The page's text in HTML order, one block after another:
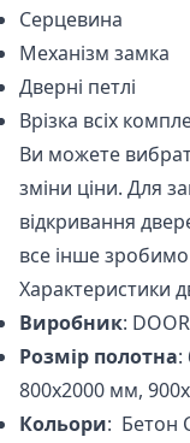
Серцевина
Механізм замка
Дверні петлі
Врізка всіх
Ви можете
зміни ціни. Для
відкривання
все інше
Характеристики
Виробник:
Розмір полотна:
800x2000 мм,
Кольори: Бетон